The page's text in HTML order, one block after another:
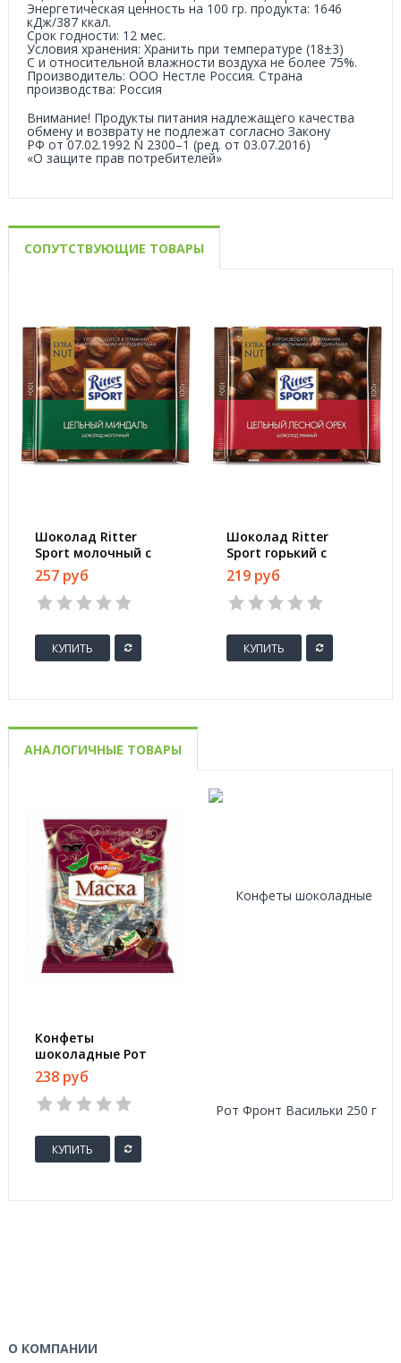
Энергетическая ценность на 100 гр. продукта: 1646
кДж/387 ккал.
Срок годности: 12 мес.
Условия хранения: Хранить при температуре (18±3)
С и относительной влажности воздуха не более 75%.
Производитель: ООО Нестле Россия. Страна
производства: Россия
Внимание! Продукты питания надлежащего качества
обмену и возврату не подлежат согласно Закону
РФ от07.02.1992 N 2300–1 (ред. от 03.07.2016)
«О защите прав потребителей»
СОПУТСТВУЮЩИЕ ТОВАРЫ
Шоколад Ritter
Sport молочный с
цельным миндалем
100 г
257 руб
КУПИТЬ
Шоколад Ritter
Sport горький с
цельным лесным
орехом 100 г
219 руб
КУПИТЬ
АНАЛОГИЧНЫЕ ТОВАРЫ
Конфеты
шоколадные Рот
Фронт Маска 250 г
238 руб
КУПИТЬ
О КОМПАНИИ